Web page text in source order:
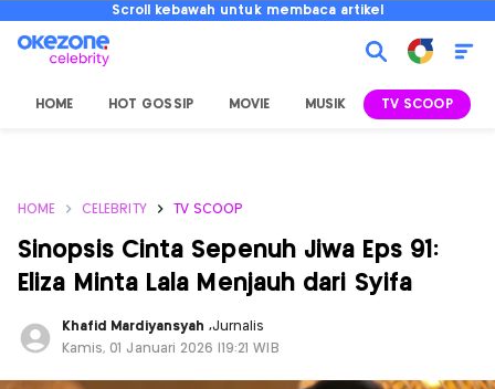
Scroll kebawah untuk membaca artikel
HOME HOT GOSSIP MOVIE MUSIK TV SCOOP
HOME CELEBRITY TV SCOOP
Sinopsis Cinta Sepenuh Jiwa Eps 91:
Eliza Minta Lala Menjauh dari Syifa
Khafid Mardiyansyah ,Jurnalis
Kamis, 01 Januari 2026 |19:21 WIB